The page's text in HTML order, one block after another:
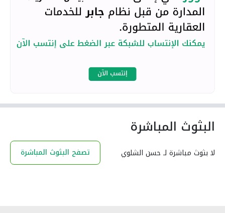
البثوث المباشرة
لا بثوث مباشرة لـ حسن الشلوي تصفح البثوث المباشرة